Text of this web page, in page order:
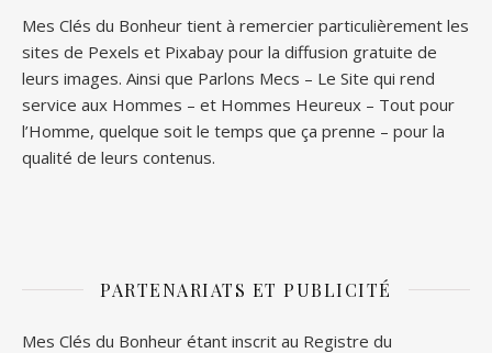
Mes Clés du Bonheur tient à remercier particulièrement les
sites de Pexels et Pixabay pour la diffusion gratuite de
leurs images. Ainsi que Parlons Mecs – Le Site qui rend
service aux Hommes – et Hommes Heureux – Tout pour
l’Homme, quelque soit le temps que ça prenne – pour la
qualité de leurs contenus.
PARTENARIATS ET PUBLICITÉ
Mes Clés du Bonheur étant inscrit au Registre du